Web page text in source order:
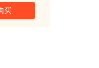
买